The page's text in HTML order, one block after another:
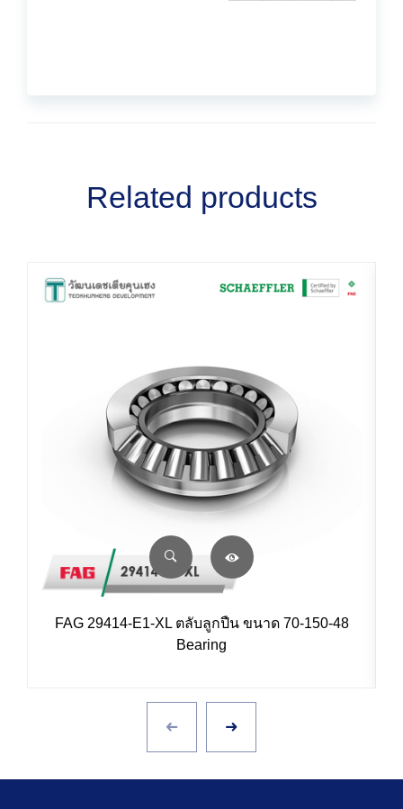
Related products
FAG 29414-E1-XL ตลับลูกปืน ขนาด 70-150-48
Bearing